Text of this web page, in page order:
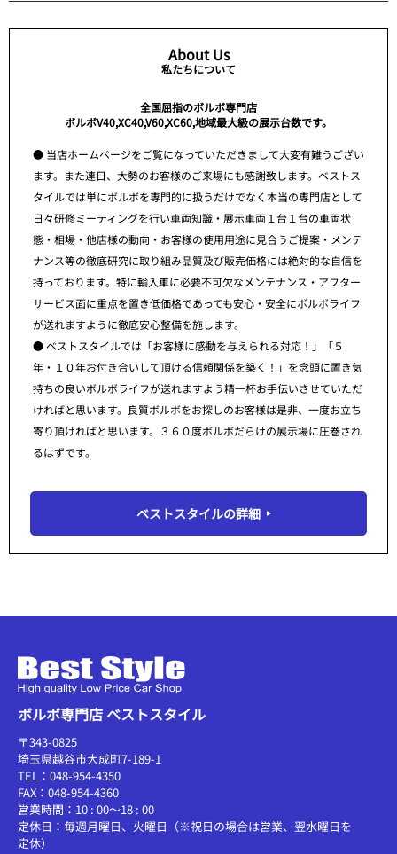
About Us
私たちについて
全国屈指のボルボ専門店
ボルボV40,XC40,V60,XC60,地域最大級の展示台数です。
● 当店ホームページをご覧になっていただきまして大変有難うござい
ます。また連日、大勢のお客様のご来場にも感謝致します。ベストス
タイルでは単にボルボを専門的に扱うだけでなく本当の専門店として
日々研修ミーティングを行い車両知識・展示車両１台１台の車両状
態・相場・他店様の動向・お客様の使用用途に見合うご提案・メンテ
ナンス等の徹底研究に取り組み品質及び販売価格には絶対的な自信を
持っております。特に輸入車に必要不可欠なメンテナンス・アフター
サービス面に重点を置き低価格であっても安心・安全にボルボライフ
が送れますように徹底安心整備を施します。
● ベストスタイルでは「お客様に感動を与えられる対応！」「５
年・１０年お付き合いして頂ける信頼関係を築く！」を念頭に置き気
持ちの良いボルボライフが送れますよう精一杯お手伝いさせていただ
ければと思います。良質ボルボをお探しのお客様は是非、一度お立ち
寄り頂ければと思います。３６０度ボルボだらけの展示場に圧巻され
るはずです。
ベストスタイルの詳細
ボルボ専門店 ベストスタイル
〒343-0825
埼玉県越谷市大成町7-189-1
TEL：048-954-4350
FAX：048-954-4360
営業時間：10 : 00～18 : 00
定休日：毎週月曜日、火曜日（※祝日の場合は営業、翌水曜日を
定休）